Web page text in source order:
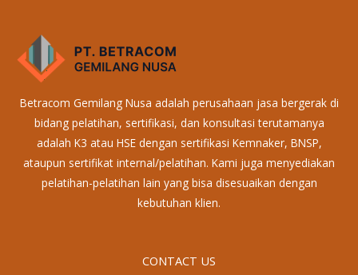
Betracom Gemilang Nusa adalah perusahaan jasa bergerak di
bidang pelatihan, sertifikasi, dan konsultasi terutamanya
adalah K3 atau HSE dengan sertifikasi Kemnaker, BNSP,
ataupun sertifikat internal/pelatihan. Kami juga menyediakan
pelatihan-pelatihan lain yang bisa disesuaikan dengan
kebutuhan klien.
CONTACT US